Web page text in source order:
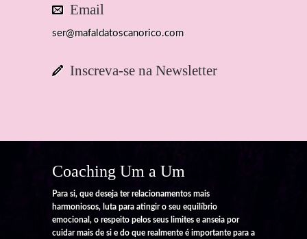
Email
ser@mafaldatoscanorico.com
Inscreva-se na Newsletter
Coaching Um a Um
Para si, que deseja ter relacionamentos mais
harmoniosos, luta para atingir o seu equilíbrio
emocional, o respeito pelos seus limites e anseia por
cuidar mais de si e do que realmente é importante para a